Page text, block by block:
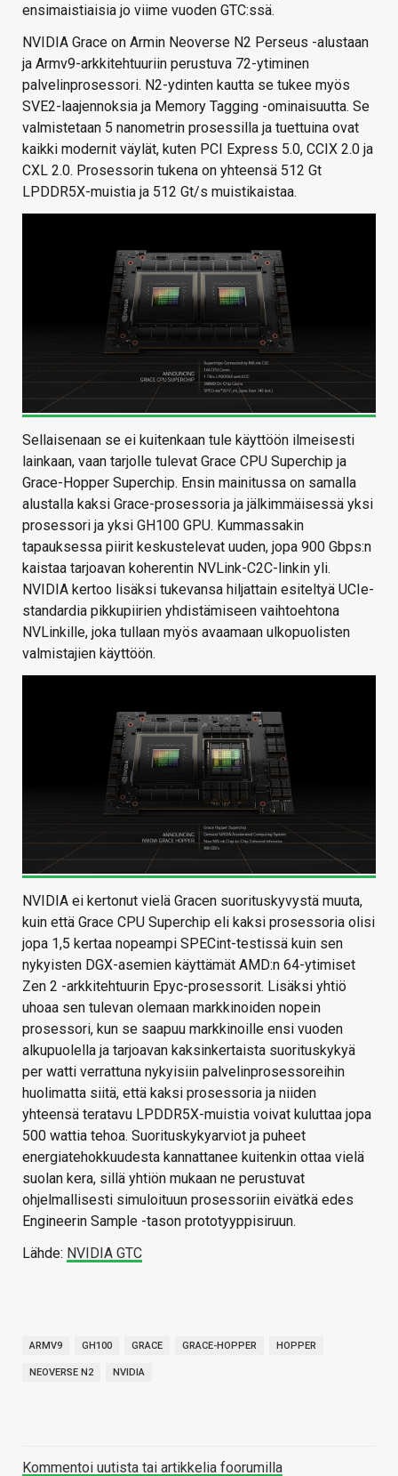
ensimaistiaisia jo viime vuoden GTC:ssä.
NVIDIA Grace on Armin Neoverse N2 Perseus -alustaan
ja Armv9-arkkitehtuuriin perustuva 72-ytiminen
palvelinprosessori. N2-ydinten kautta se tukee myös
SVE2-laajennoksia ja Memory Tagging -ominaisuutta. Se
valmistetaan 5 nanometrin prosessilla ja tuettuina ovat
kaikki modernit väylät, kuten PCI Express 5.0, CCIX 2.0 ja
CXL 2.0. Prosessorin tukena on yhteensä 512 Gt
LPDDR5X-muistia ja 512 Gt/s muistikaistaa.
Sellaisenaan se ei kuitenkaan tule käyttöön ilmeisesti
lainkaan, vaan tarjolle tulevat Grace CPU Superchip ja
Grace-Hopper Superchip. Ensin mainitussa on samalla
alustalla kaksi Grace-prosessoria ja jälkimmäisessä yksi
prosessori ja yksi GH100 GPU. Kummassakin
tapauksessa piirit keskustelevat uuden, jopa 900 Gbps:n
kaistaa tarjoavan koherentin NVLink-C2C-linkin yli.
NVIDIA kertoo lisäksi tukevansa hiljattain esiteltyä UCIe-
standardia pikkupiirien yhdistämiseen vaihtoehtona
NVLinkille, joka tullaan myös avaamaan ulkopuolisten
valmistajien käyttöön.
NVIDIA ei kertonut vielä Gracen suorituskyvystä muuta,
kuin että Grace CPU Superchip eli kaksi prosessoria olisi
jopa 1,5 kertaa nopeampi SPECint-testissä kuin sen
nykyisten DGX-asemien käyttämät AMD:n 64-ytimiset
Zen 2 -arkkitehtuurin Epyc-prosessorit. Lisäksi yhtiö
uhoaa sen tulevan olemaan markkinoiden nopein
prosessori, kun se saapuu markkinoille ensi vuoden
alkupuolella ja tarjoavan kaksinkertaista suorituskykyä
per watti verrattuna nykyisiin palvelinprosessoreihin
huolimatta siitä, että kaksi prosessoria ja niiden
yhteensä teratavu LPDDR5X-muistia voivat kuluttaa jopa
500 wattia tehoa. Suorituskykyarviot ja puheet
energiatehokkuudesta kannattanee kuitenkin ottaa vielä
suolan kera, sillä yhtiön mukaan ne perustuvat
ohjelmallisesti simuloituun prosessoriin eivätkä edes
Engineerin Sample -tason prototyyppisiruun.
Lähde: NVIDIA GTC
ARMV9 GH100 GRACE GRACE-HOPPER HOPPER
NEOVERSE N2 NVIDIA
Kommentoi uutista tai artikkelia foorumilla